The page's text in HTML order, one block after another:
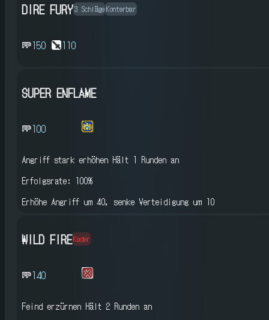
DIRE FURY3 Schläge Konterbar
150 110
SUPER ENFLAME
100
Angriff stark erhöhen Hält 1 Runden an
Erfolgsrate: 100%
Erhöhe Angriff um 40, senke Verteidigung um 10
WILD FIREKader
140
Feind erzürnen Hält 2 Runden an